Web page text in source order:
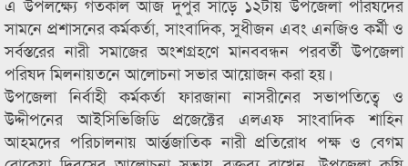
সামনে প্রশাসনের কর্মকর্তা, সাংবাদিক, সুধীজন এবং এনজিও কর্মী ও
সর্বস্তরের নারী সমাজের অংশগ্রহণে মানববন্ধন পরবর্তী উপজেলা
পরিষদ মিলনায়তনে আলোচনা সভার আয়োজন করা হয়।
উপজেলা নির্বাহী কর্মকর্তা ফারজানা নাসরীনের সভাপতিত্বে ও
উদ্দীপনের আইসিভিজিডি প্রজেক্টের এলএফ সাংবাদিক শাহিন
আহমদের পরিচালনায় আর্ন্তজাতিক নারী প্রতিরোধ পক্ষ ও বেগম